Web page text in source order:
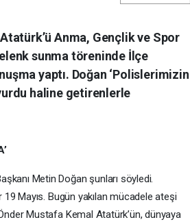
Anma, Gençlik ve Spor
sunma töreninde İlçe
yaptı. Doğan ‘Polislerimizin
haline getirenlerle
Metin Doğan şunları söyledi.
19 Mayıs. Bugün yakılan mücadele ateşi
Mustafa Kemal Atatürk’ün, dünyaya